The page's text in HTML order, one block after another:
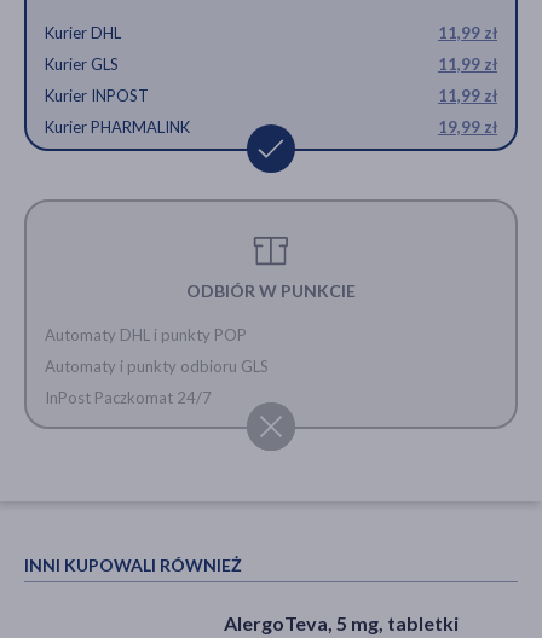
Kurier DHL
11,99 zł
Kurier GLS
11,99 zł
Kurier INPOST
11,99 zł
Kurier PHARMALINK
19,99 zł
ODBIÓR W PUNKCIE
Automaty DHL i punkty POP
Automaty i punkty odbioru GLS
InPost Paczkomat 24/7
INNI KUPOWALI RÓWNIEŻ
AlergoTeva, 5 mg, tabletki